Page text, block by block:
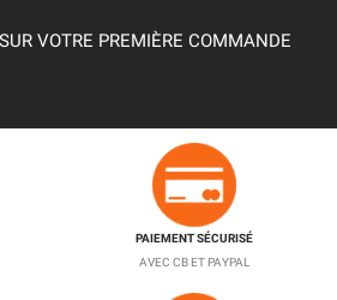
SUR VOTRE PREMIÈRE COMMANDE
PAIEMENT SÉCURISÉ
AVEC CB ET PAYPAL